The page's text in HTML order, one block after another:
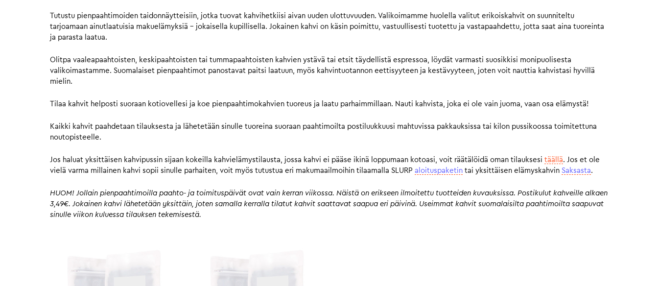
Tutustu pienpaahtimoiden taidonnäytteisiin, jotka tuovat kahvihetkiisi aivan uuden ulottuvuuden. Valikoimamme huolella valitut erikoiskahvit on suunniteltu
tarjoamaan ainutlaatuisia makuelämyksiä – jokaisella kupillisella. Jokainen kahvi on käsin poimittu, vastuullisesti tuotettu ja vastapaahdettu, jotta saat aina tuoreinta
ja parasta laatua.
Olitpa vaaleapaahtoisten, keskipaahtoisten tai tummapaahtoisten kahvien ystävä tai etsit täydellistä espressoa, löydät varmasti suosikkisi monipuolisesta
valikoimastamme. Suomalaiset pienpaahtimot panostavat paitsi laatuun, myös kahvintuotannon eettisyyteen ja kestävyyteen, joten voit nauttia kahvistasi hyvillä
mielin.
Tilaa kahvit helposti suoraan kotiovellesi ja koe pienpaahtimokahvien tuoreus ja laatu parhaimmillaan. Nauti kahvista, joka ei ole vain juoma, vaan osa elämystä!
Kaikki kahvit paahdetaan tilauksesta ja lähetetään sinulle tuoreina suoraan paahtimoilta postiluukkuusi mahtuvissa pakkauksissa tai kilon pussikoossa toimitettuna
noutopisteelle.
Jos haluat yksittäisen kahvipussin sijaan kokeilla kahvielämystilausta, jossa kahvi ei pääse ikinä loppumaan kotoasi, voit räätälöidä oman tilauksesi täällä. Jos et ole
vielä varma millainen kahvi sopii sinulle parhaiten, voit myös tutustua eri makumaailmoihin tilaamalla SLURP aloituspaketin tai yksittäisen elämyskahvin Saksasta.
HUOM! Jollain pienpaahtimoilla paahto- ja toimituspäivät ovat vain kerran viikossa. Näistä on erikseen ilmoitettu tuotteiden kuvauksissa. Postikulut kahveille alkaen
3,49€. Jokainen kahvi lähetetään yksittäin, joten samalla kerralla tilatut kahvit saattavat saapua eri päivinä. Useimmat kahvit suomalaisilta paahtimoilta saapuvat
sinulle viikon kuluessa tilauksen tekemisestä.